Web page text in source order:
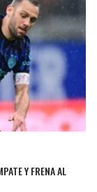
Y FRENA AL